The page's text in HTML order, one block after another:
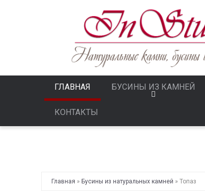
ГЛАВНАЯ БУСИНЫ ИЗ КАМНЕЙ
КОНТАКТЫ
Главная » Бусины из натуральных камней » Топаз